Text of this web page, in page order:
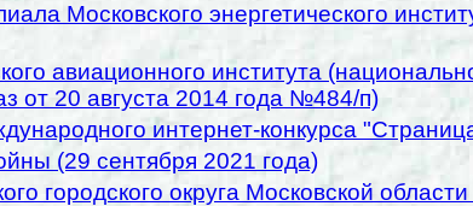
Московского энергетического
авиационного института
от 20 августа 2014 года №484/п)
интернет-конкурса
(29 сентября 2021 года)
городского округа Московской